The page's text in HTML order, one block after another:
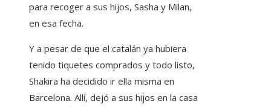
para recoger a sus hijos, Sasha y Milan,
en esa fecha.
Y a pesar de que el catalán ya hubiera
tenido tiquetes comprados y todo listo,
Shakira ha decidido ir ella misma en
Barcelona. Allí, dejó a sus hijos en la casa